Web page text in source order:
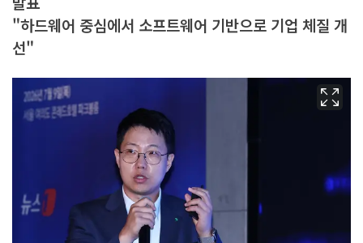
"하드웨어 중심에서 소프트웨어 기반으로 기업 체질 개
선"